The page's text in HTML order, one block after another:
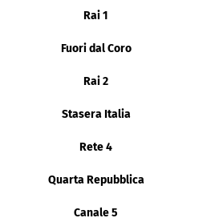
Rai 1
Fuori dal Coro
Rai 2
Stasera Italia
Rete 4
Quarta Repubblica
Canale 5